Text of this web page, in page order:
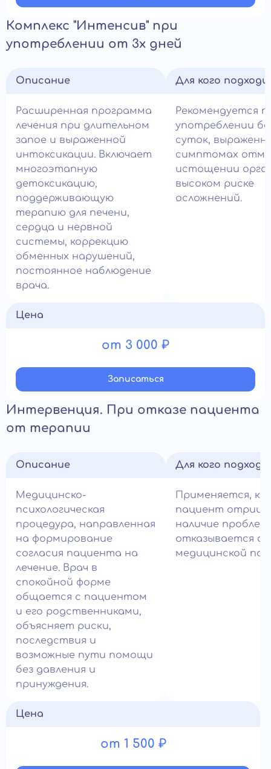
Комплекс "Интенсив" при
употреблении от 3х дней
Описание
Расширенная программа
лечения при длительном
запое и выраженной
интоксикации. Включает
многоэтапную
детоксикацию,
поддерживающую
терапию для печени,
сердца и нервной
системы, коррекцию
обменных нарушений,
постоянное наблюдение
врача.
Для кого
Рекомендуется
употреблении
суток,
симптомах
истощении
высоком риске
осложнений.
Цена
от 3 000 ₽
Записатьcя
Интервенция. При отказе пациента
от терапии
Описание
Медицинско-
психологическая
процедура, направленная
на формирование
согласия пациента на
лечение. Врач в
спокойной форме
общается с пациентом
и его родственниками,
объясняет риски,
последствия и
возможные пути помощи
без давления и
принуждения.
Для кого
Применяется,
пациент
наличие
отказывается
медицинской
Цена
от 1 500 ₽